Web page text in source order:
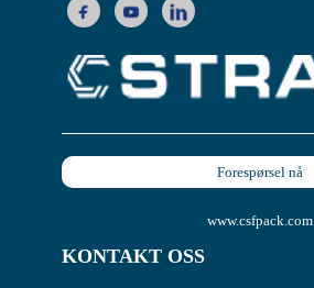
Forespørsel nå
www.csfpack.com
KONTAKT OSS